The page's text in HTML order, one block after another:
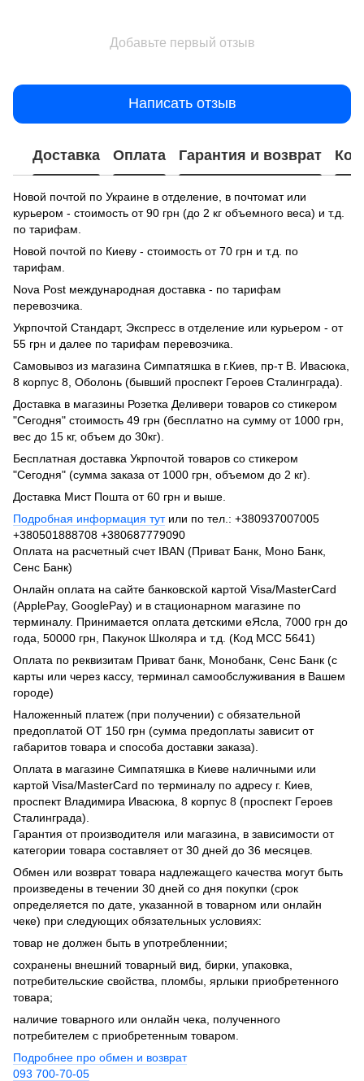
Добавьте первый отзыв
Написать отзыв
Доставка Оплата Гарантия и возврат
Новой почтой по Украине в отделение, в почтомат или
курьером - стоимость от 90 грн (до 2 кг объемного веса) и т.д.
по тарифам.
Новой почтой по Киеву - стоимость от 70 грн и т.д. по
тарифам.
Nova Post международная доставка - по тарифам
перевозчика.
Укрпочтой Стандарт, Экспресс в отделение или курьером - от
55 грн и далее по тарифам перевозчика.
Самовывоз из магазина Симпатяшка в г.Киев, пр-т В. Ивасюка,
8 корпус 8, Оболонь (бывший проспект Героев Сталинграда).
Доставка в магазины Розетка Деливери товаров со стикером
"Сегодня" стоимость 49 грн (бесплатно на сумму от 1000 грн,
вес до 15 кг, объем до 30кг).
Бесплатная доставка Укрпочтой товаров со стикером
"Сегодня" (сумма заказа от 1000 грн, объемом до 2 кг).
Доставка Мист Пошта от 60 грн и выше.
Подробная информация тутили по тел.: +380937007005
+380501888708 +380687779090
Оплата на расчетный счет IBAN (Приват Банк, Моно Банк,
Сенс Банк)
Онлайн оплата на сайте банковской картой Visa/MasterCard
(ApplePay, GooglePay) и в стационарном магазине по
терминалу. Принимается оплата детскими еЯсла, 7000 грн до
года, 50000 грн, Пакунок Школяра и т.д. (Код МСС 5641)
Оплата по реквизитам Приват банк, Монобанк, Сенс Банк (с
карты или через кассу, терминал самообслуживания в Вашем
городе)
Наложенный платеж (при получении) с обязательной
предоплатой ОТ 150 грн (сумма предоплаты зависит от
габаритов товара и способа доставки заказа).
Оплата в магазине Симпатяшка в Киеве наличными или
картой Visa/MasterCard по терминалу по адресу г. Киев,
проспект Владимира Ивасюка, 8 корпус 8 (проспект Героев
Сталинграда).
Гарантия от производителя или магазина, в зависимости от
категории товара составляет от 30 дней до 36 месяцев.
Обмен или возврат товара надлежащего качества могут быть
произведены в течении 30 дней со дня покупки (срок
определяется по дате, указанной в товарном или онлайн
чеке) при следующих обязательных условиях:
товар не должен быть в употребленнии;
сохранены внешний товарный вид, бирки, упаковка,
потребительские свойства, пломбы, ярлыки приобретенного
товара;
наличие товарного или онлайн чека, полученного
потребителем с приобретенным товаром.
Подробнее про обмен и возврат
093 700-70-05